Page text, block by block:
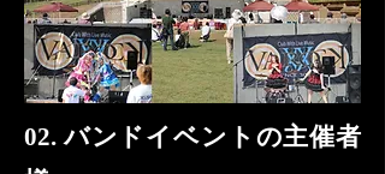
02. バンドイベントの主催者